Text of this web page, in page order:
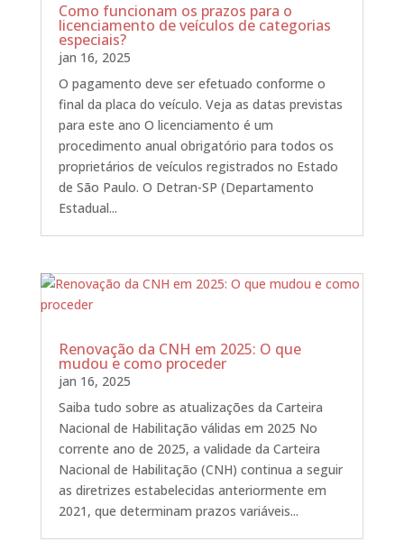
Como funcionam os prazos para o
licenciamento de veículos de categorias
especiais?
jan 16, 2025
O pagamento deve ser efetuado conforme o
final da placa do veículo. Veja as datas previstas
para este ano O licenciamento é um
procedimento anual obrigatório para todos os
proprietários de veículos registrados no Estado
de São Paulo. O Detran-SP (Departamento
Estadual...
Renovação da CNH em 2025: O que
mudou e como proceder
jan 16, 2025
Saiba tudo sobre as atualizações da Carteira
Nacional de Habilitação válidas em 2025 No
corrente ano de 2025, a validade da Carteira
Nacional de Habilitação (CNH) continua a seguir
as diretrizes estabelecidas anteriormente em
2021, que determinam prazos variáveis...